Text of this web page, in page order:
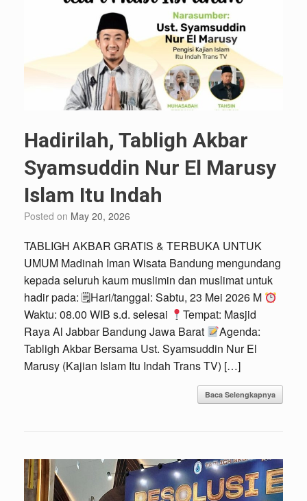
Hadirilah, Tabligh Akbar
Syamsuddin Nur El Marusy
Islam Itu Indah
Posted on May 20, 2026
TABLIGH AKBAR GRATIS & TERBUKA UNTUK
UMUM Madinah Iman Wisata Bandung mengundang
kepada seluruh kaum muslimin dan muslimat untuk
hadir pada: 🗒Hari/tanggal: Sabtu, 23 Mei 2026 M
Waktu: 08.00 WIB s.d. selesai
Tempat: Masjid
Raya Al Jabbar Bandung Jawa Barat
Agenda:
Tabligh Akbar Bersama Ust. Syamsuddin Nur El
Marusy (Kajian Islam Itu Indah Trans TV) […]
Baca Selengkapnya